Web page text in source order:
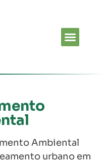
Ambiental
urbano em